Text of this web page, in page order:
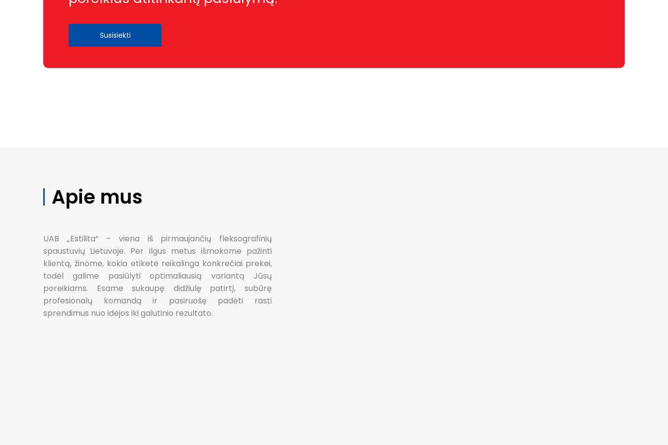
Susisiekti
Apie mus
UAB „Estilita“ – viena iš pirmaujančių fleksografinių
spaustuvių Lietuvoje. Per ilgus metus išmokome pažinti
klientą, žinome, kokia etiketė reikalinga konkrečiai prekei,
todėl galime pasiūlyti optimaliausią variantą Jūsų
poreikiams. Esame sukaupę didžiulę patirtį, subūrę
profesionalų komandą ir pasiruošę padėti rasti
sprendimus nuo idėjos iki galutinio rezultato.